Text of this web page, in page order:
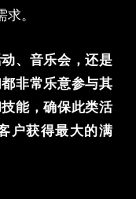
。
、音乐会，还是
非常乐意参与其
能，确保此类活
户获得最大的满